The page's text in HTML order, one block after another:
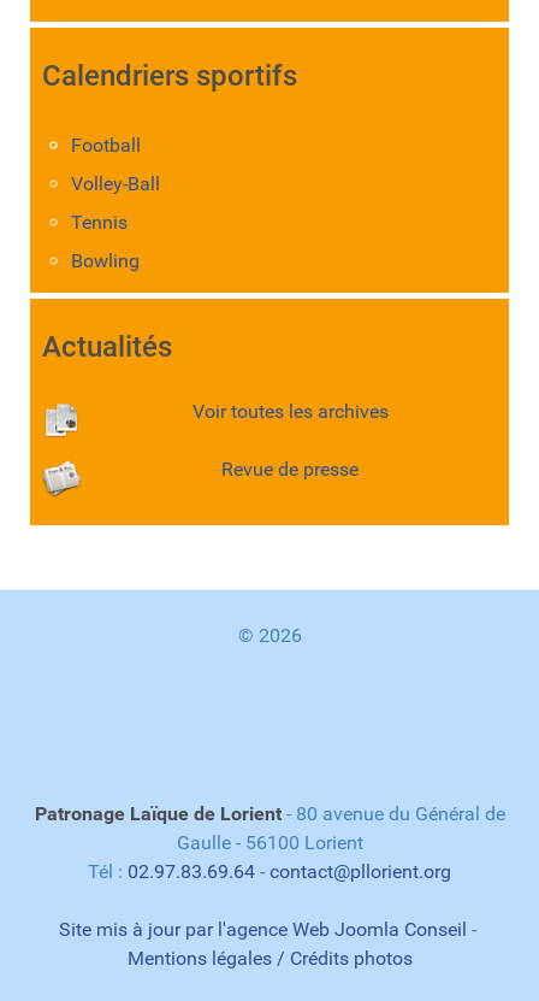
Calendriers sportifs
Football
Volley-Ball
Tennis
Bowling
Actualités
Voir toutes les archives
Revue de presse
© 2026
Patronage Laïque de Lorient - 80 avenue du Général de
Gaulle - 56100 Lorient
Tél : 02.97.83.69.64 - contact@pllorient.org
Site mis à jour par l'agence Web Joomla Conseil -
Mentions légales / Crédits photos